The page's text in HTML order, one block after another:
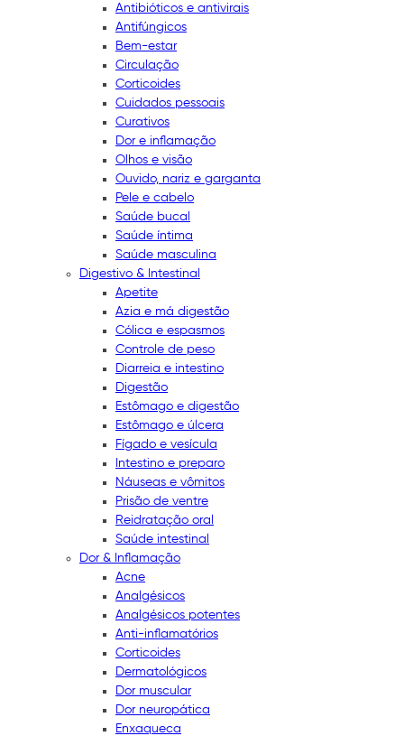
Antibióticos e antivirais
Antifúngicos
Bem-estar
Circulação
Corticoides
Cuidados pessoais
Curativos
Dor e inflamação
Olhos e visão
Ouvido, nariz e garganta
Pele e cabelo
Saúde bucal
Saúde íntima
Saúde masculina
Digestivo & Intestinal
Apetite
Azia e má digestão
Cólica e espasmos
Controle de peso
Diarreia e intestino
Digestão
Estômago e digestão
Estômago e úlcera
Fígado e vesícula
Intestino e preparo
Náuseas e vômitos
Prisão de ventre
Reidratação oral
Saúde intestinal
Dor & Inflamação
Acne
Analgésicos
Analgésicos potentes
Anti-inflamatórios
Corticoides
Dermatológicos
Dor muscular
Dor neuropática
Enxaqueca